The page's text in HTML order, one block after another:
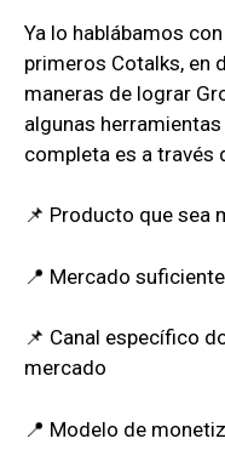
Ya lo hablábamos con
primeros Cotalks, en
maneras de lograr
algunas
completa es a través
📌 Producto que sea
📍 Mercado
📌 Canal específico
mercado
📍 Modelo de